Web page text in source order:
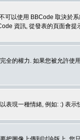
可以使用 BBCode 取決於
資訊, 從發表的頁面會提
全的權力. 如果您被允許使
表現一種情緒, 例如: :) 表